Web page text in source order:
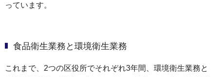
っています。
食品衛生業務と環境衛生業務
これまで、2つの区役所でそれぞれ3年間、環境衛生業務と